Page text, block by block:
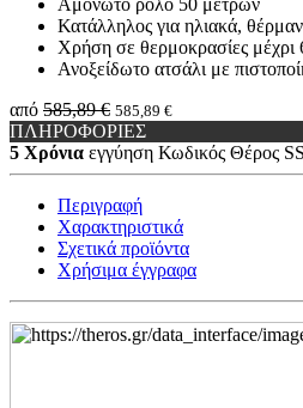
Αμόνωτο ρολό 50 μέτρων
Κατάλληλος για ηλιακά,
Χρήση σε θερμοκρασίες μέχρι
Ανοξείδωτο ατσάλι με
από 585,89 € 585,89 €
ΠΛΗΡΟΦΟΡΙΕΣ
5 Χρόνια εγγύηση Κωδικός Θέρος
Περιγραφή
Χαρακτηριστικά
Σχετικά προϊόντα
Χρήσιμα έγγραφα